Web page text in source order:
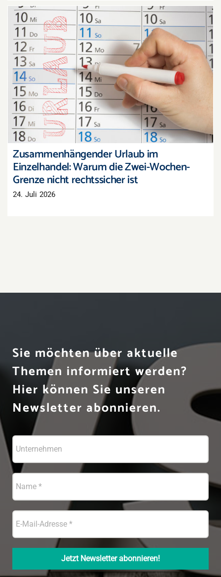
Zusammenhängender Urlaub im Einzelhandel:
Warum die Zwei-Wochen-Grenze nicht
rechtssicher ist
Zusammenhängender Urlaub im
Einzelhandel: Warum die Zwei-Wochen-
Grenze nicht rechtssicher ist
24. Juli 2026
Sie möchten über aktuelle
Themen informiert werden?
Hier können Sie unseren
Newsletter abonnieren.